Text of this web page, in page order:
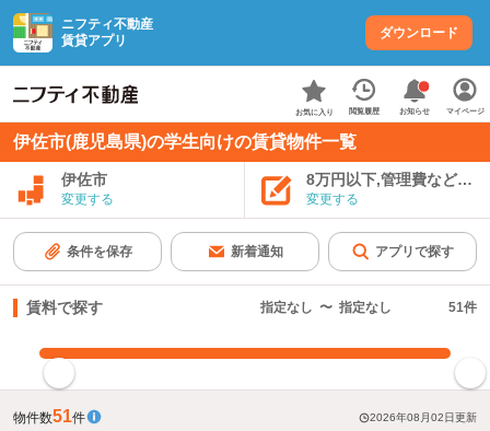
ニフティ不動産
賃貸アプリ
ダウンロード
お気に入り 閲覧履歴 お知らせ マイページ
伊佐市(鹿児島県)の学生向けの賃貸物件一覧
伊佐市
変更する
8万円以下,管理費など込み
変更する
条件を保存 新着通知 アプリで探す
賃料で探す 指定なし 〜 指定なし 51件
物件数51件 2026年08月02日更新